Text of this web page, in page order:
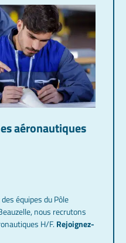
en compétences
aéronautiques
équipes du Pôle
nous recrutons
H/F. Rejoignez-